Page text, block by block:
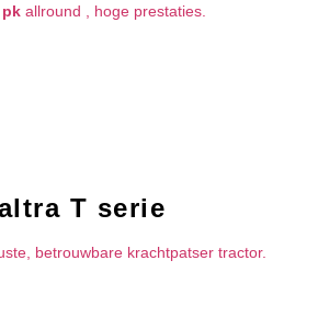
pkallround , hoge prestaties.
T serie
betrouwbare krachtpatser tractor.